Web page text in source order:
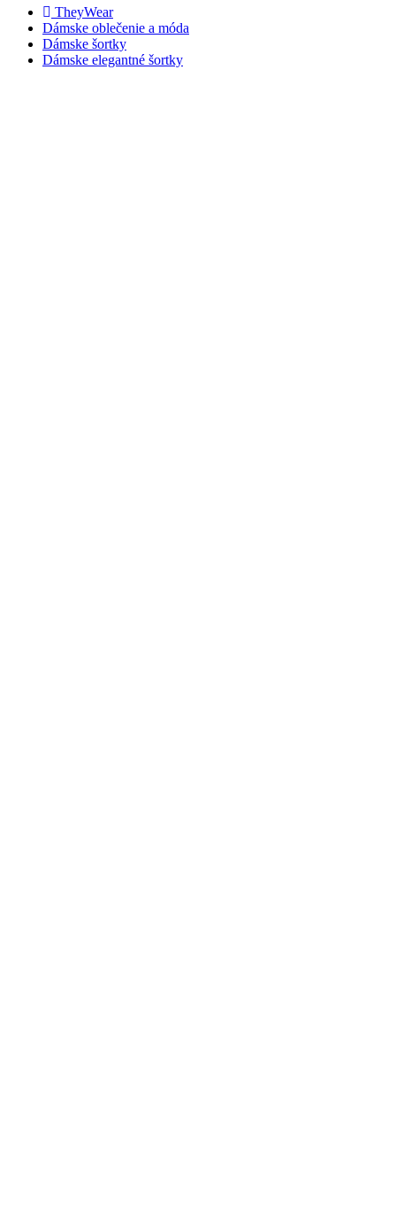
TheyWear
Dámske oblečenie a móda
Dámske šortky
Dámske elegantné šortky